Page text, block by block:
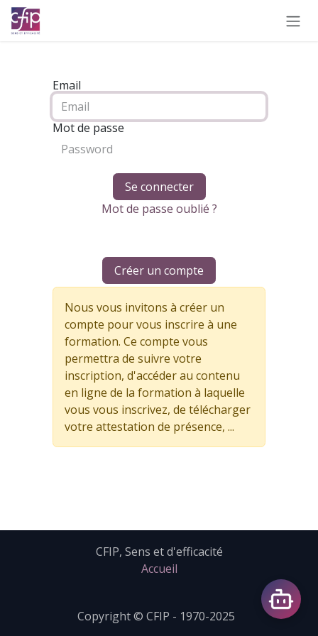
Se rendre au contenu
Email
Mot de passe
Se connecter
Mot de passe oublié ?
Créer un compte
Nous vous invitons à créer un
compte pour vous inscrire à une
formation. Ce compte vous
permettra de suivre votre
inscription, d'accéder au contenu
en ligne de la formation à laquelle
vous vous inscrivez, de télécharger
votre attestation de présence, ...
CFIP, Sens et d'efficacité
Accueil
Copyright © CFIP - 1970-2025